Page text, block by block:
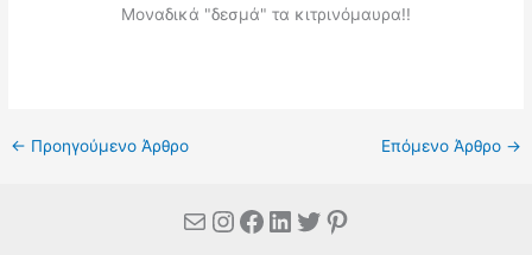
Μοναδικά "δεσμά" τα κιτρινόμαυρα!!
← Προηγούμενο Άρθρο Επόμενο Άρθρο →
MailInstagram
Facebook
Linkedin
Twitter
Pinterest